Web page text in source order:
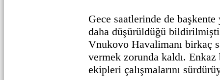
Gece saatlerinde de
daha düşürüldüğü
Vnukovo Havalimanı birkaç
vermek zorunda kaldı.
ekipleri çalışmalarını